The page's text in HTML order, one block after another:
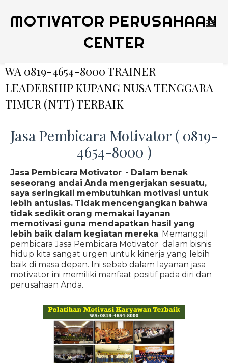
MOTIVATOR PERUSAHAAN
CENTER
WA 0819-4654-8000 TRAINER
LEADERSHIP KUPANG NUSA TENGGARA
TIMUR (NTT) TERBAIK
Jasa Pembicara Motivator ( 0819-
4654-8000 )
Jasa Pembicara Motivator - Dalam benak
seseorang andai Anda mengerjakan sesuatu,
saya seringkali membutuhkan motivasi untuk
lebih antusias. Tidak mencengangkan bahwa
tidak sedikit orang memakai layanan
memotivasi guna mendapatkan hasil yang
lebih baik dalam kegiatan mereka. Memanggil
pembicara Jasa Pembicara Motivator dalam bisnis
hidup kita sangat urgen untuk kinerja yang lebih
baik di masa depan. Ini sebab dalam layanan jasa
motivator ini memiliki manfaat positif pada diri dan
perusahaan Anda.